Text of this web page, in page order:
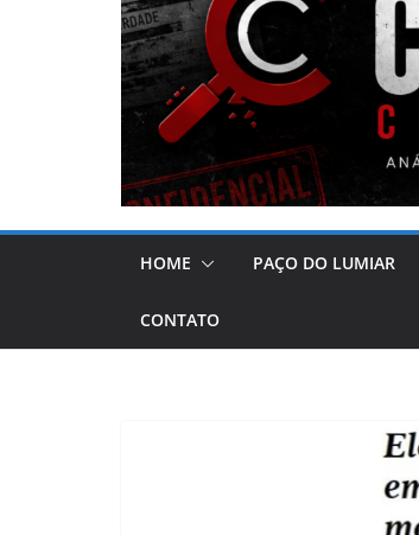
HOME PAÇO DO LUMIAR
CONTATO